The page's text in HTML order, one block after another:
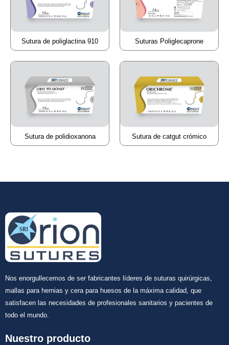
Sutura de poliglactina 910 Suturas Poliglecaprone
Sutura de polidioxanona Sutura de catgut crómico
Nos enorgullecemos de ser fabricantes líderes de suturas quirúrgicas,
mallas para hernias y cera para huesos de la máxima calidad, que
satisfacen las necesidades de profesionales sanitarios y pacientes de
todo el mundo.
Nuestro producto